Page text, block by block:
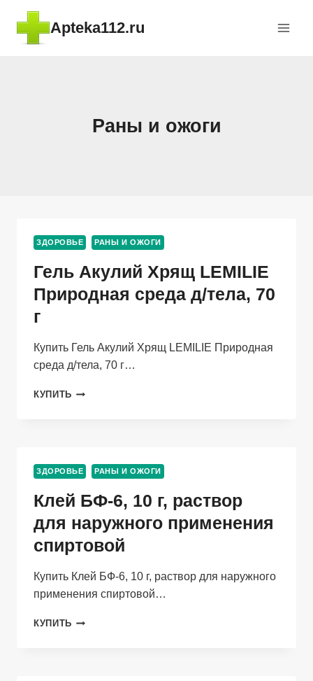
Перейти
содержимому
Apteka112.ru
Раны и ожоги
ЗДОРОВЬЕ РАНЫ И ОЖОГИ
Гель Акулий Хрящ LEMILIE
Природная среда д/тела, 70
г
Купить Гель Акулий Хрящ LEMILIE Природная
среда д/тела, 70 г…
КУПИТЬ ГЕЛЬ
СРЕДА
Д/
70
Г
ЗДОРОВЬЕ РАНЫ И ОЖОГИ
Клей БФ-6, 10 г, раствор
для наружного применения
спиртовой
Купить Клей БФ-6, 10 г, раствор для наружного
применения спиртовой…
КУПИТЬ КЛЕЙ